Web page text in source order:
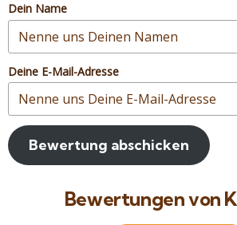
Dein Name
Deine E-Mail-Adresse
Bewertung abschicken
Bewertungen von